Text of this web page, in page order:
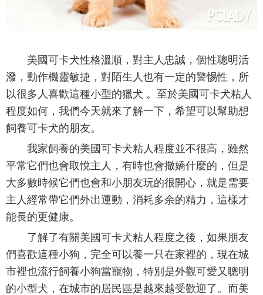
美國可卡犬性格溫順，對主人忠誠，個性聰明活
潑，動作機靈敏捷，對陌生人也有一定的警惕性，所
以很多人喜歡這種小型的獵犬 。至於美國可卡犬粘人
程度如何，我們今天就來了解一下，希望可以幫助想
飼養可卡犬的朋友。
我家飼養的美國可卡犬粘人程度並不很高，雖然
平常它們也會取悅主人，有時也會撒嬌什麼的，但是
大多數時候它們也會和小朋友玩的很開心，就是需要
主人經常帶它們外出運動，消耗多余的精力，這樣才
能長的更健康。
了解了有關美國可卡犬粘人程度之後，如果朋友
們喜歡這種小狗，完全可以養一只在家裡的，現在城
市裡也流行飼養小狗當寵物，特別是外觀可愛又聰明
的小型犬，在城市的居民區是越來越受歡迎了。而美